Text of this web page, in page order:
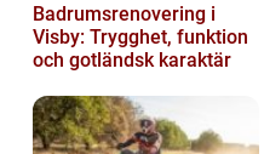
Badrumsrenovering i
Visby: Trygghet, funktion
och gotländsk karaktär